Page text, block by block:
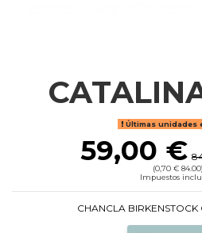
Últimas unidades
59,00 €
(0,70 € 84.00)
Impuestos
CHANCLA BIRKENSTOCK